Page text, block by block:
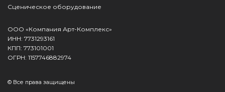
Сценическое оборудование
ООО «Компания Арт-Комплекс»
ИНН: 7731293161
КПП: 773101001
ОГРН: 1157746882974
© Все права защищены